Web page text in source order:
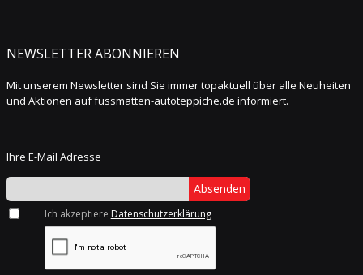
NEWSLETTER ABONNIEREN
Mit unserem Newsletter sind Sie immer topaktuell über alle Neuheiten
und Aktionen auf fussmatten-autoteppiche.de informiert.
Ihre E-Mail Adresse
Absenden
Ich akzeptiere Datenschutzerklärung